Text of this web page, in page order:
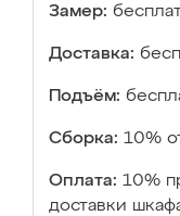
Замер:
Доставка:
Подъём:
Сборка: 10%
Оплата: 10%
доставки